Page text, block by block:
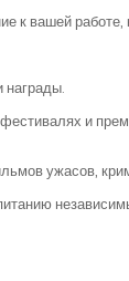
к вашей работе,
и
ужасов,